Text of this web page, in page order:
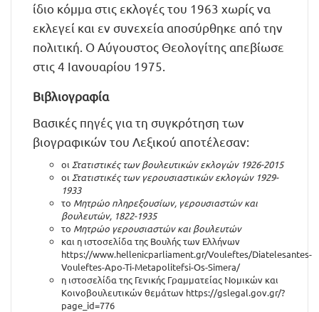
ίδιο κόμμα στις εκλογές του 1963 χωρίς να
εκλεγεί και εν συνεχεία αποσύρθηκε από την
πολιτική. Ο Αύγουστος Θεολογίτης απεβίωσε
στις 4 Ιανουαρίου 1975.
Βιβλιογραφία
Βασικές πηγές για τη συγκρότηση των
βιογραφικών του Λεξικού αποτέλεσαν:
οι Στατιστικές των βουλευτικών εκλογών 1926-2015
οι Στατιστικές των γερουσιαστικών εκλογών 1929-
1933
το Μητρώο πληρεξουσίων, γερουσιαστών και
βουλευτών, 1822-1935
το Μητρώο γερουσιαστών και βουλευτών
και η ιστοσελίδα της Βουλής των Ελλήνων
https://www.hellenicparliament.gr/Vouleftes/Diatelesantes-
Vouleftes-Apo-Ti-Metapolitefsi-Os-Simera/
η ιστοσελίδα της Γενικής Γραμματείας Νομικών και
Κοινοβουλευτικών θεμάτων https://gslegal.gov.gr/?
page_id=776